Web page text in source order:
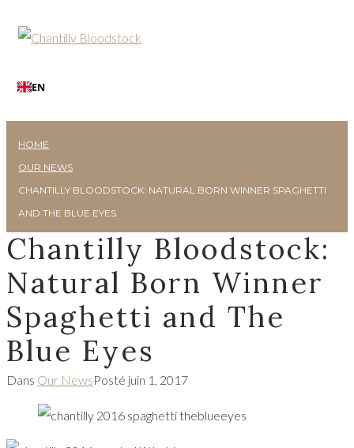
EN
HOME
OUR NEWS
CHANTILLY BLOODSTOCK: NATURAL BORN WINNER SPAGHETTI
AND THE BLUE EYES
Chantilly Bloodstock:
Natural Born Winner
Spaghetti and The
Blue Eyes
Dans Our NewsPosté juin 1, 2017